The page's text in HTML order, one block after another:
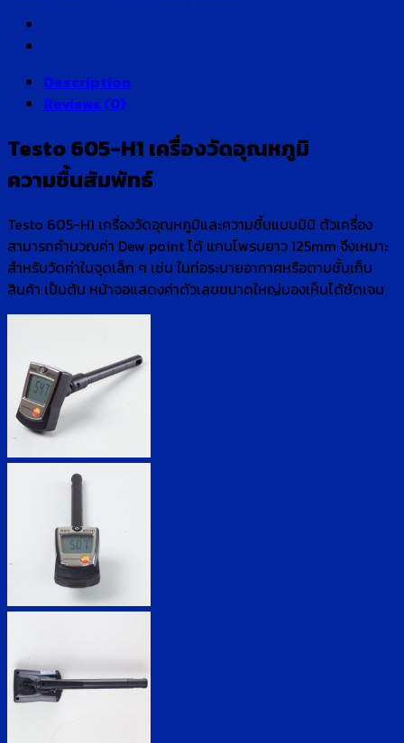
Description
Reviews (0)
Testo 605-H1 เครื่องวัดอุณหภูมิ
ความชื้นสัมพัทธ์
Testo 605-H1 เครื่องวัดอุณหภูมิและความชื้นแบบมินิ ตัวเครื่อง
สามารถคำนวณค่า Dew point ได้ แกนโพรบยาว 125mm จึงเหมาะ
สำหรับวัดค่าในจุดเล็ก ๆ เช่น ในท่อระบายอากาศหรือตามชั้นเก็บ
สินค้า เป็นต้น หน้าจอแสดงค่าตัวเลขขนาดใหญ่มองเห็นได้ชัดเจน